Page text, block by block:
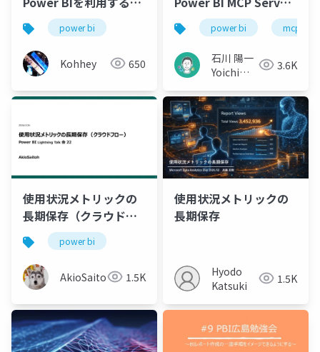
法を紹介power bi
Kohhey 650
× Claude Opus を中
心に、全社AI活用に向
けた実践のいろいろ
power bi mcp
石川 陽一
Yoichi
3.6K
使用状況メトリックの
長期保存（クラウドフ
ロー）power bi
AkioSaitoh 1.5K
使用状況メトリックの
長期保存
Hyodo
Katsuki
1.5K